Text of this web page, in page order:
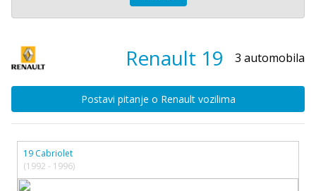
Renault 19 3 automobila
Postavi pitanje o Renault vozilima
19 Cabriolet
(1992 - 1996)